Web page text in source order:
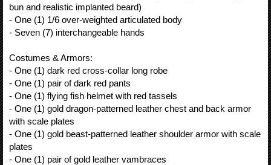
bun and realistic implanted beard)
- One (1) 1/6 over-weighted articulated body
- Seven (7) interchangeable hands
Costumes & Armors:
- One (1) dark red cross-collar long robe
- One (1) pair of dark red pants
- One (1) flying fish helmet with red tassels
- One (1) gold dragon-patterned leather chest and back armor
with scale plates
- One (1) gold beast-patterned leather shoulder armor with scale
plates
- One (1) pair of gold leather vambraces